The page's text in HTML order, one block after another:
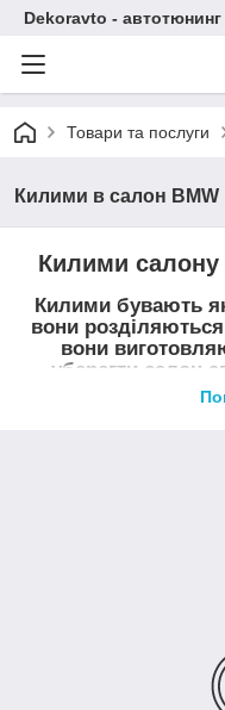
Dekoravto -
Товари та послуги
Килими в салон BMW
Килими салону
Килими бувають як
вони
вони
уберегти салон
найчастіше